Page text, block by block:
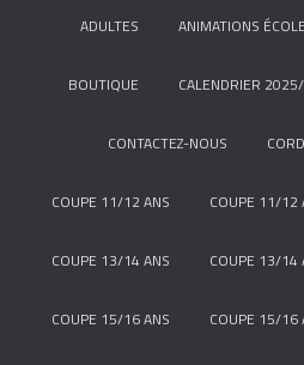
ADULTES ANIMATIONS
BOUTIQUE CALENDRIER
CONTACTEZ-NOUS
COUPE 11/12 ANS COUPE 11/12
COUPE 13/14 ANS COUPE 13/14
COUPE 15/16 ANS COUPE 15/16